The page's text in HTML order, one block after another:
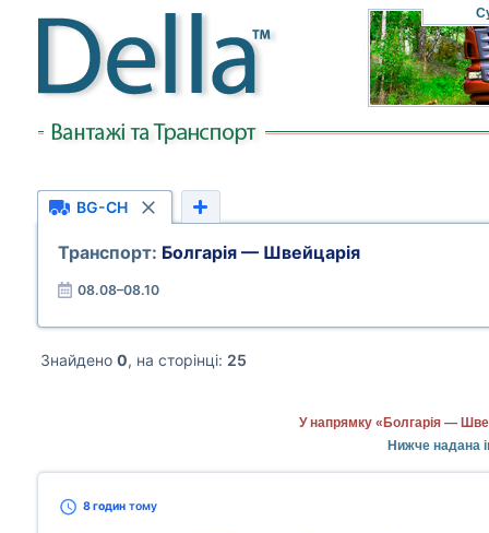
BG-CH
Транспорт: Болгарія — Швейцарія
08.08–08.10
Знайдено 0, на сторінці: 25
У напрямку «Болгарія —
Нижче надана
8 годин тому